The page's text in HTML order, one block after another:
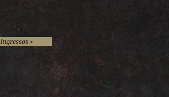
Ingressos >